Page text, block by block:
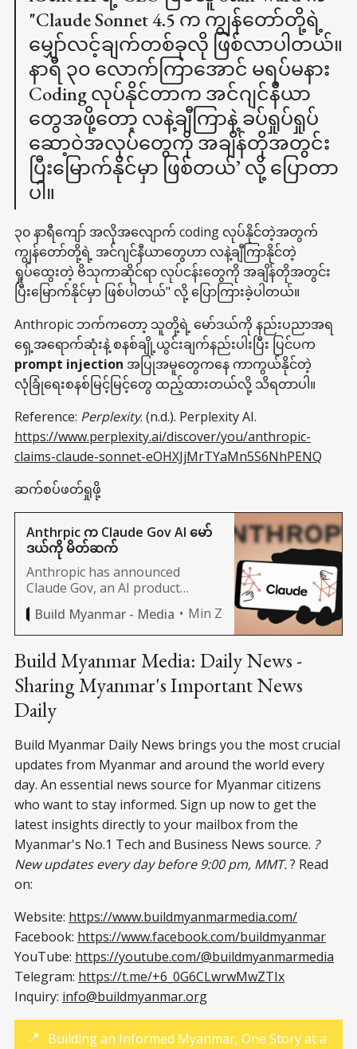
"Claude Sonnet 4.5 က ကျွန်တော်တို့ရဲ့
မျှော်လင့်ချက်တစ်ခုလို ဖြစ်လာပါတယ်။
နာရီ ၃၀ လောက်ကြာအောင် မရပ်မနား
Coding လုပ်နိုင်တာက အင်ဂျင်နီယာ
တွေအဖို့တော့ လနဲ့ချီကြာနဲ့ ခပ်ရှုပ်ရှုပ်
ဆော့ဝဲအလုပ်တွေကို အချိန်တိုအတွင်း
ပြီးမြောက်နိုင်မှာ ဖြစ်တယ်’ လို့ ပြောတာ
ပါ။
၃၀ နာရီကျော် အလိုအလျောက် coding လုပ်နိုင်တဲ့အတွက်
ကျွန်တော်တို့ရဲ့ အင်ဂျင်နီယာတွေဟာ လနဲ့ချီကြာနိုင်တဲ့
ရှုပ်ထွေးတဲ့ ဗိသုကာဆိုင်ရာ လုပ်ငန်းတွေကို အချိန်တိုအတွင်း
ပြီးမြောက်နိုင်မှာ ဖြစ်ပါတယ်" လို့ ပြောကြားခဲ့ပါတယ်။
Anthropic ဘက်ကတော့ သူတို့ရဲ့ မော်ဒယ်ကို နည်းပညာအရ
ရှေ့အရောက်ဆုံးနဲ့ စနစ်ချို့ယွင်းချက်နည်းပါးပြီး ပြင်ပက
prompt injection အပြုအမူတွေကနေ ကာကွယ်နိုင်တဲ့
လုံခြုံရေးစနစ်မြင့်မြင့်တွေ ထည့်ထားတယ်လို့ သိရတာပါ။
Reference: Perplexity. (n.d.). Perplexity AI.
https://www.perplexity.ai/discover/you/anthropic-
claims-claude-sonnet-eOHXJjMrTYaMn5S6NhPENQ
ဆက်စပ်ဖတ်ရှုဖို့
Anthrpic က Claude Gov AI မော်
ဒယ်ကို မိတ်ဆက်
Anthropic has announced
Claude Gov, an AI product
designed for US defense and
intelligence agencies.
Build Myanmar - Media Min Z
Build Myanmar Media: Daily News -
Sharing Myanmar's Important News
Daily
Build Myanmar Daily News brings you the most crucial
updates from Myanmar and around the world every
day. An essential news source for Myanmar citizens
who want to stay informed. Sign up now to get the
latest insights directly to your mailbox from the
Myanmar's No.1 Tech and Business News source. ?
New updates every day before 9:00 pm, MMT.? Read
on:
Website: https://www.buildmyanmarmedia.com/
Facebook: https://www.facebook.com/buildmyanmar
YouTube: https://youtube.com/@buildmyanmarmedia
Telegram: https://t.me/+6_0G6CLwrwMwZTIx
Inquiry: info@buildmyanmar.org
📍 Building an Informed Myanmar, One Story at a